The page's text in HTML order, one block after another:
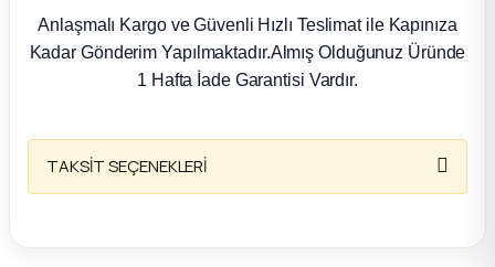
Anlaşmalı Kargo ve Güvenli Hızlı Teslimat ile Kapınıza
Kadar Gönderim Yapılmaktadır.Almış Olduğunuz Üründe
1 Hafta İade Garantisi Vardır.
TAKSİT SEÇENEKLERİ